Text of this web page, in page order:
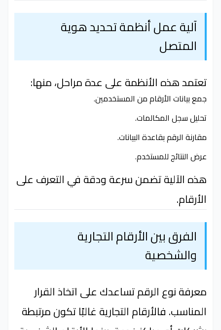
آلية عمل أنظمة تحديد هوية
المتصل
تعتمد هذه الأنظمة على عدة مراحل، منها:
جمع بيانات الأرقام من المستخدمين.
تحليل سجل المكالمات.
مقارنة الرقم بقاعدة البيانات.
عرض النتائج للمستخدم.
هذه الآلية تضمن سرعة ودقة في التعرف على
الأرقام.
الفرق بين الأرقام التجارية
والشخصية
معرفة نوع الرقم تساعدك على اتخاذ القرار
المناسب. فالأرقام التجارية غالبًا تكون مرتبطة